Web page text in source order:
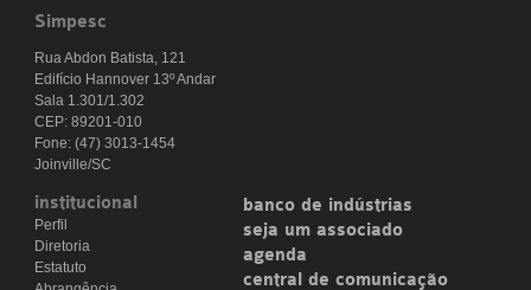
Simpesc
Rua Abdon Batista, 121
Edifício Hannover 13º Andar
Sala 1.301/1.302
CEP: 89201-010
Fone: (47) 3013-1454
Joinville/SC
institucional
Perfil
Diretoria
Estatuto
banco de indústrias
seja um associado
agenda
central de comunicação